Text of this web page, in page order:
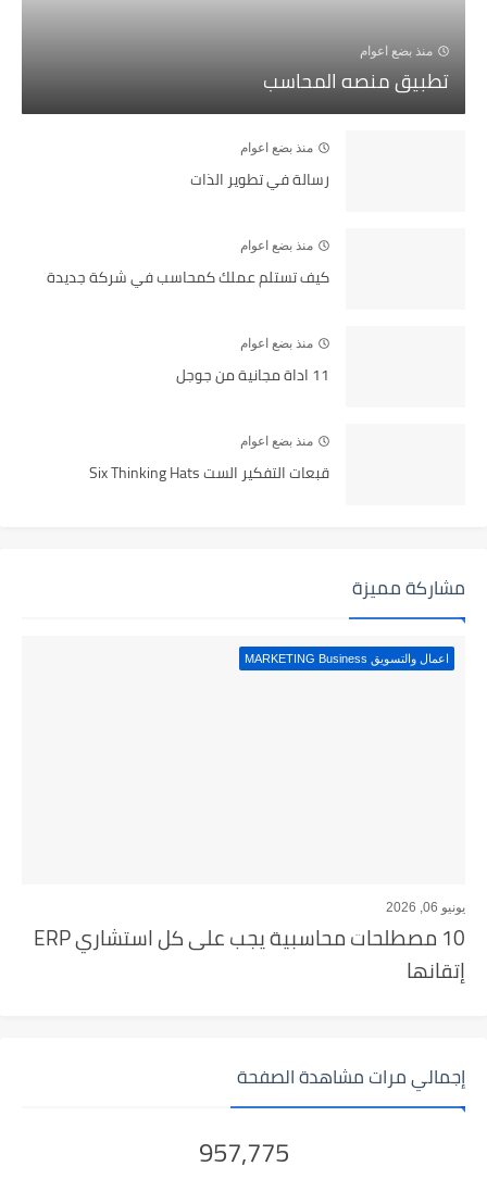
منذ بضع اعوام
تطبيق منصه المحاسب
منذ بضع اعوام
رسالة في تطوير الذات
منذ بضع اعوام
كيف تستلم عملك كمحاسب في شركة جديدة
منذ بضع اعوام
11 اداة مجانية من جوجل
منذ بضع اعوام
قبعات التفكير الست Six Thinking Hats
مشاركة مميزة
اعمال والتسويق MARKETING Business
يونيو 06, 2026
10 مصطلحات محاسبية يجب على كل استشاري ERP
إتقانها
إجمالي مرات مشاهدة الصفحة
957,775